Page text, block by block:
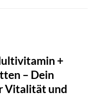
+
– Dein
Vitalität und